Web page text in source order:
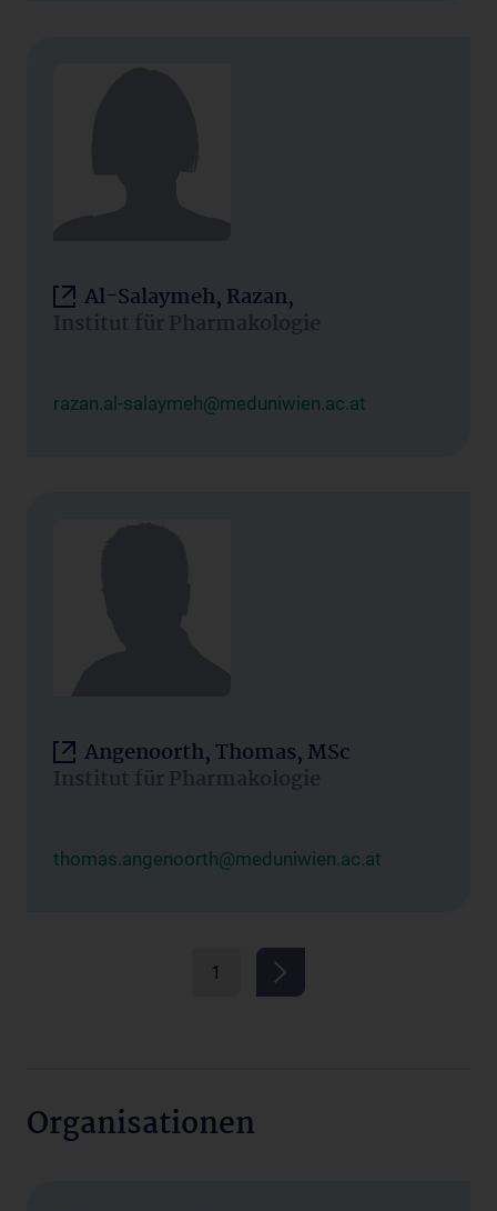
Al-Salaymeh, Razan,
Institut für Pharmakologie
razan.al-salaymeh@meduniwien.ac.at
Angenoorth, Thomas, MSc
Institut für Pharmakologie
thomas.angenoorth@meduniwien.ac.at
1
Organisationen